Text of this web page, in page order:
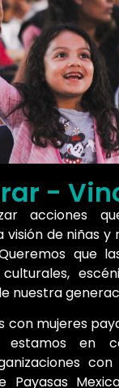
-
acciones
visión de niñas y
que
nuestra
con mujeres
estamos en
Payasas